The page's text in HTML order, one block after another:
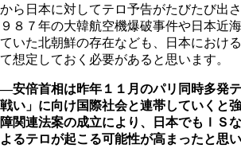
から日本に対してテロ予告がたびたび出
９８７年の大韓航空機爆破事件や日本近
ていた北朝鮮の存在なども、日本におけ
て想定しておく必要があると思います。
―安倍首相は昨年１１月のパリ同時多発
戦い」に向け国際社会と連帯していくと
障関連法案の成立により、日本でもＩＳ
よるテロが起こる可能性が高まったと思